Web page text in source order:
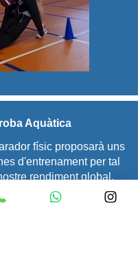
Aquàtica
físic proposarà uns
d'entrenament per tal
rendiment global.